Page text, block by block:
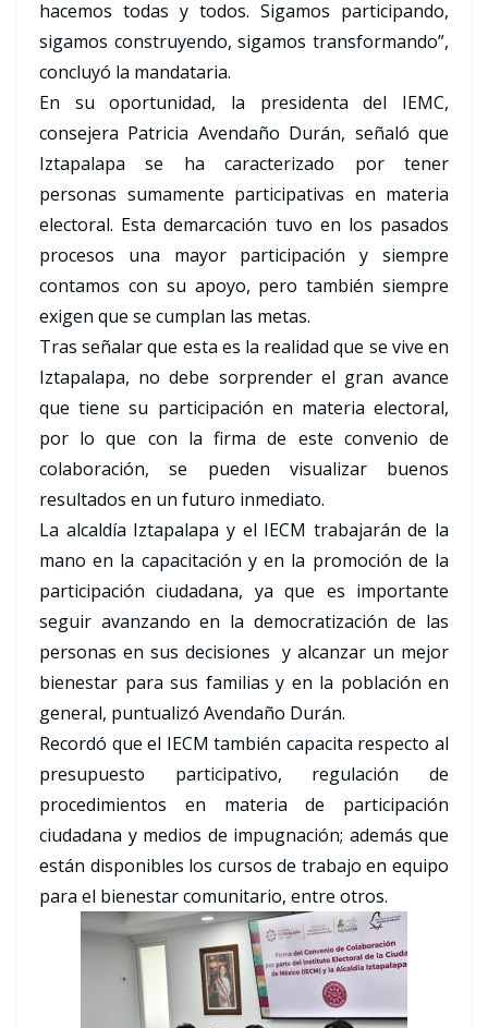
hacemos todas y todos. Sigamos participando,
sigamos construyendo, sigamos transformando”,
concluyó la mandataria.
En su oportunidad, la presidenta del IEMC,
consejera Patricia Avendaño Durán, señaló que
Iztapalapa se ha caracterizado por tener
personas sumamente participativas en materia
electoral. Esta demarcación tuvo en los pasados
procesos una mayor participación y siempre
contamos con su apoyo, pero también siempre
exigen que se cumplan las metas.
Tras señalar que esta es la realidad que se vive en
Iztapalapa, no debe sorprender el gran avance
que tiene su participación en materia electoral,
por lo que con la firma de este convenio de
colaboración, se pueden visualizar buenos
resultados en un futuro inmediato.
La alcaldía Iztapalapa y el IECM trabajarán de la
mano en la capacitación y en la promoción de la
participación ciudadana, ya que es importante
seguir avanzando en la democratización de las
personas en sus decisiones y alcanzar un mejor
bienestar para sus familias y en la población en
general, puntualizó Avendaño Durán.
Recordó que el IECM también capacita respecto al
presupuesto participativo, regulación de
procedimientos en materia de participación
ciudadana y medios de impugnación; además que
están disponibles los cursos de trabajo en equipo
para el bienestar comunitario, entre otros.